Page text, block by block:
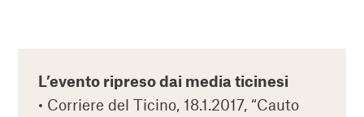
L’evento ripreso dai media ticinesi
• Corriere del Ticino, 18.1.2017, “Cauto